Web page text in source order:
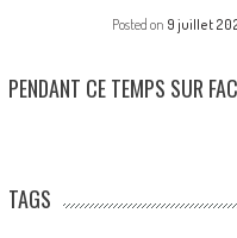
Posted on 9 juillet
PENDANT CE TEMPS SUR
TAGS